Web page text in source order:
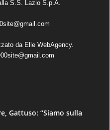
S.S. Lazio S.p.A.
da Elle WebAgency.
Gattuso: “Siamo sulla